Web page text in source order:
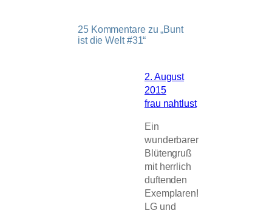
25 Kommentare zu „Bunt
ist die Welt #31“
2. August
2015
frau nahtlust
Ein
wunderbarer
Blütengruß
mit herrlich
duftenden
Exemplaren!
LG und